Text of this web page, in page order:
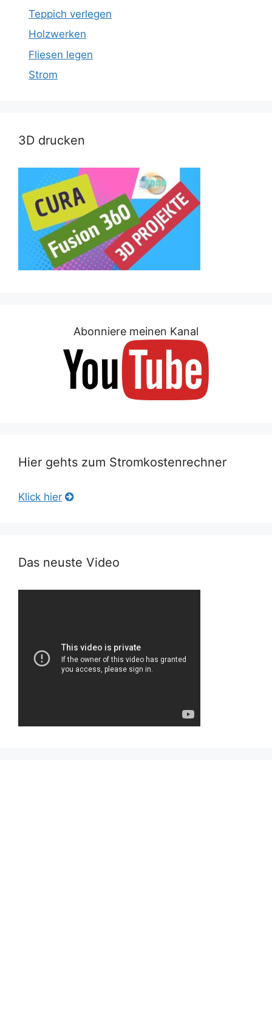
Teppich verlegen
Holzwerken
Fliesen legen
Strom
3D drucken
Abonniere meinen Kanal
Hier gehts zum Stromkostenrechner
Klick hier
Das neuste Video